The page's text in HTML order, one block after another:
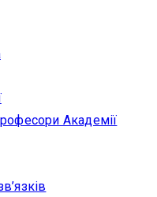
Академії